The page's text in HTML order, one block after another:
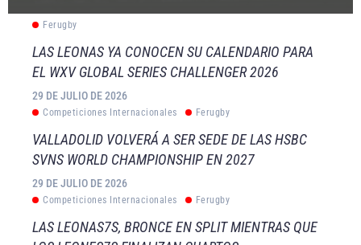
Ferugby
LAS LEONAS YA CONOCEN SU CALENDARIO PARA
EL WXV GLOBAL SERIES CHALLENGER 2026
29 DE JULIO DE 2026
Competiciones Internacionales Ferugby
VALLADOLID VOLVERÁ A SER SEDE DE LAS HSBC
SVNS WORLD CHAMPIONSHIP EN 2027
29 DE JULIO DE 2026
Competiciones Internacionales Ferugby
LAS LEONAS7S, BRONCE EN SPLIT MIENTRAS QUE